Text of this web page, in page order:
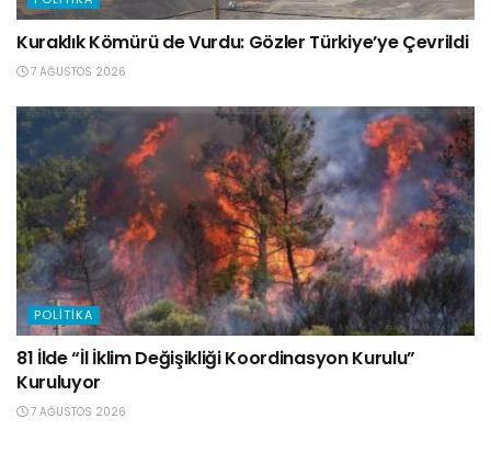
Kuraklık Kömürü de Vurdu: Gözler Türkiye’ye Çevrildi
7 AĞUSTOS 2026
POLITIKA
81 İlde “İl İklim Değişikliği Koordinasyon Kurulu”
Kuruluyor
7 AĞUSTOS 2026